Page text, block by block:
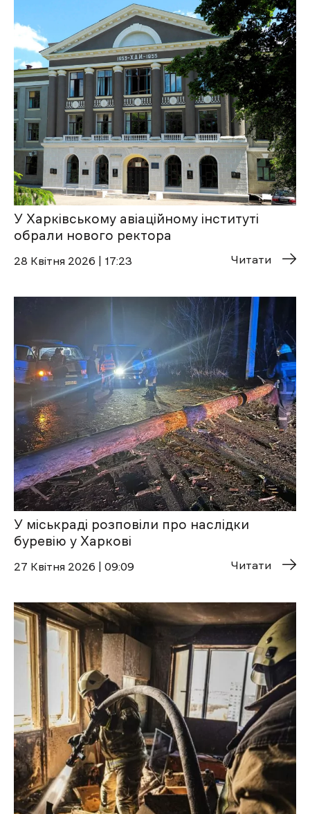
У Харківському авіаційному інституті
обрали нового ректора
28 Квітня 2026 | 17:23 Читати
У міськраді розповіли про наслідки
буревію у Харкові
27 Квітня 2026 | 09:09 Читати